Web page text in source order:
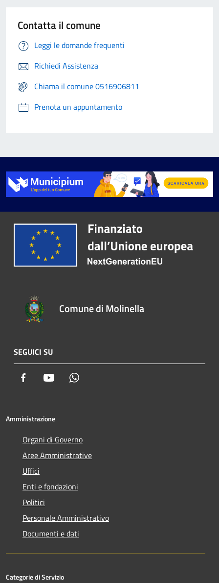
Contatta il comune
Leggi le domande frequenti
Richiedi Assistenza
Chiama il comune 0516906811
Prenota un appuntamento
Comune di Molinella
SEGUICI SU
Facebook Youtube
Amministrazione
Organi di Governo
Aree Amministrative
Uffici
Enti e fondazioni
Politici
Personale Amministrativo
Documenti e dati
Categorie di Servizio